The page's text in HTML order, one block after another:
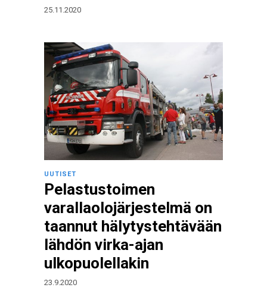
25.11.2020
UUTISET
Pelastustoimen
varallaolojärjestelmä on
taannut hälytystehtävään
lähdön virka-ajan
ulkopuolellakin
23.9.2020